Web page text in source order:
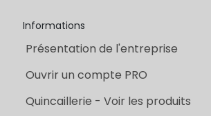
Informations
Présentation de l'entreprise
Ouvrir un compte PRO
Quincaillerie - Voir les produits